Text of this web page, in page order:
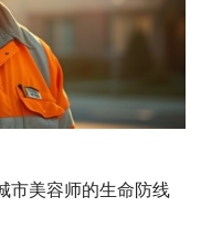
市美容师的生命防线